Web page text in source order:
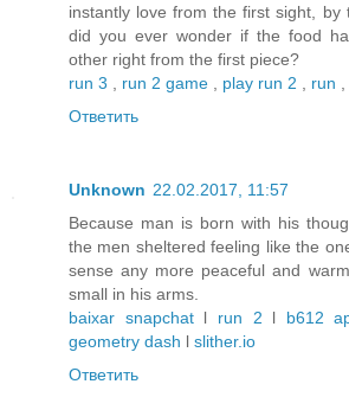
instantly love from the first sight, by
did you ever wonder if the food
other right from the first piece?
run 3
run 2 game play run 2 run
Ответить
Unknown 22.02.2017, 11:57
Because man is born with his
the men sheltered feeling like the
sense any more peaceful and
small in his arms.
baixar snapchatl run 2 l b612
geometry dash l slither.io
Ответить